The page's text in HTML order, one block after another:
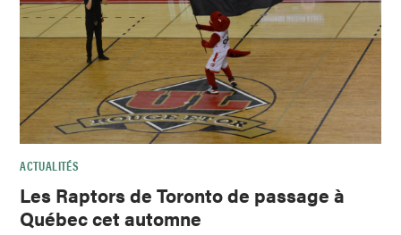
ACTUALITÉS
Les Raptors de Toronto de passage à
Québec cet automne